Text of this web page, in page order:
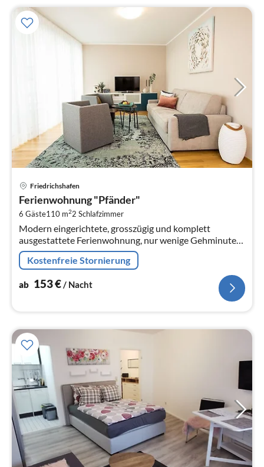
Friedrichshafen
Ferienwohnung "Pfänder"
6 Gäste110 m22 Schlafzimmer
Modern eingerichtete, grosszügig und komplett
ausgestattete Ferienwohnung, nur wenige Gehminuten
vom See- und Freibad entfernt - inklusive reserviertem
Tiefgaragen-Stellplatz.
Kostenfreie Stornierung
ab 153€/ Nacht